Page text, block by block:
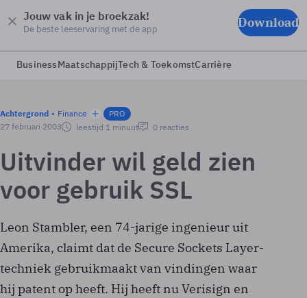
Jouw vak in je broekzak!
De beste leeservaring met de app Download
BusinessMaatschappijTech & ToekomstCarrière
Achtergrond Finance
PRO
27 februari 2003
leestijd 1 minuut 0 reacties
Uitvinder wil geld zien
voor gebruik SSL
Leon Stambler, een 74-jarige ingenieur uit
Amerika, claimt dat de Secure Sockets Layer-
techniek gebruikmaakt van vindingen waar
hij patent op heeft. Hij heeft nu Verisign en